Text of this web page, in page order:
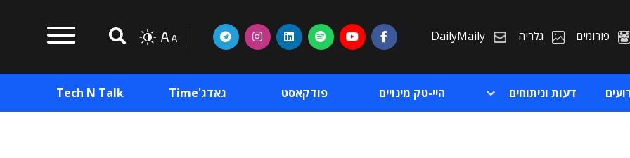
פורומים גלריה DailyMaily
דעות וניתוחים היי-טק מינויים פודקאסט גאדג'Time Tech N Talk